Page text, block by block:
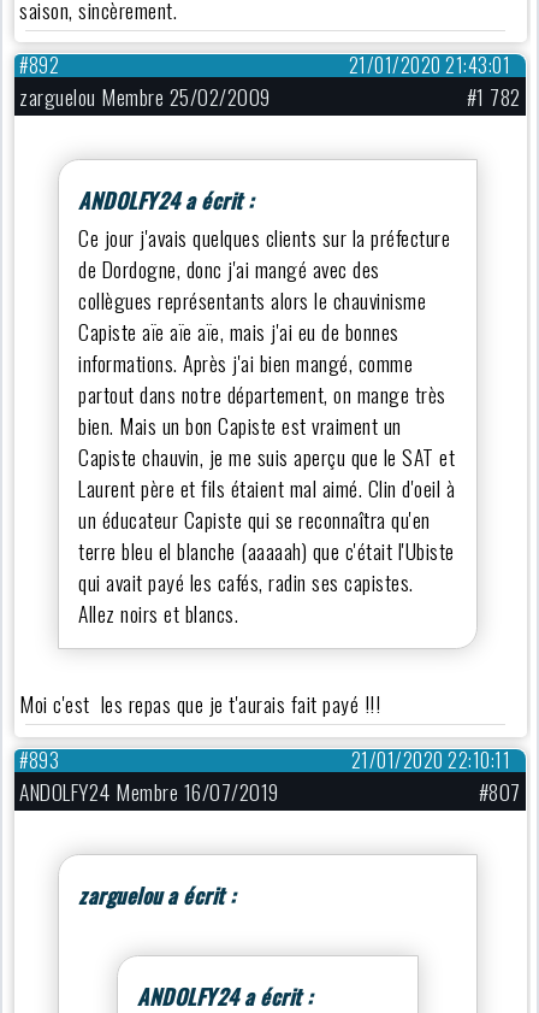
saison, sincèrement.
21/01/2020 21:43:01
#892
zarguelou Membre 25/02/2009 #1 782
ANDOLFY24 a écrit :
Ce jour j'avais quelques clients sur la préfecture
de Dordogne, donc j'ai mangé avec des
collègues représentants alors le chauvinisme
Capiste aïe aïe aïe, mais j'ai eu de bonnes
informations. Après j'ai bien mangé, comme
partout dans notre département, on mange très
bien. Mais un bon Capiste est vraiment un
Capiste chauvin, je me suis aperçu que le SAT et
Laurent père et fils étaient mal aimé. Clin d'oeil à
un éducateur Capiste qui se reconnaîtra qu'en
terre bleu el blanche (aaaaah) que c'était l'Ubiste
qui avait payé les cafés, radin ses capistes.
Allez noirs et blancs.
Moi c'est les repas que je t'aurais fait payé !!!
21/01/2020 22:10:11
#893
ANDOLFY24 Membre 16/07/2019 #807
zarguelou a écrit :
ANDOLFY24 a écrit :